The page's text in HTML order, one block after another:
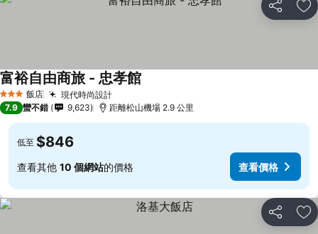
分享 加
3 星級 飯店 現代時尚設計查看價格
富裕自由商旅 - 忠孝館
7.9 蠻不錯 9,623 距離松山機場 2.9 公里
低至 $846
查看其他 10 個網站的價格 查看價格
分享 加